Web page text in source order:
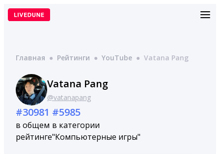
Перейти
Главная ● Рейтинги ● YouTube ● Vatana Pang
Vatana Pang
@vatanapang
#30981
в общем
рейтинге
#5985
в категории
"Компьютерные игры"